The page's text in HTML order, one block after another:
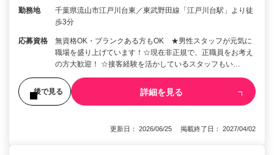
勤務地
千葉県流山市江戸川台東／東武野田線「江戸川台駅」より徒
歩3分
応募資格
無資格OK・ブランクある方もOK ★男性スタッフが元気に
職場を盛り上げています！☆現在非正規で、正職員をお考え
の方大歓迎！ ☆接客経験を活かしているスタッフもい…
後で見る 詳細を見る
更新日： 2026/06/25 掲載終了日： 2027/04/02